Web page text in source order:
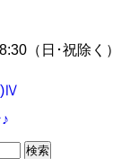
（日･祝除く）